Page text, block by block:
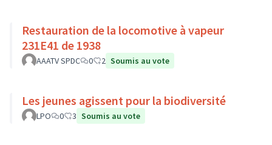
Restauration de la locomotive à vapeur
231E41 de 1938
AAATV SPDC 0 2 Soumis au vote
Les jeunes agissent pour la biodiversité
LPO 0 3 Soumis au vote